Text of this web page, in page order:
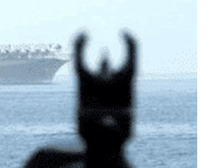
پزشکیان: از هر تصمیم رهبران فلسطینی
کشته و زخمی‌ شدن نظامیان صهیونیست
ادعای آمریکا درباره لغو بخشی از تحریم‌های